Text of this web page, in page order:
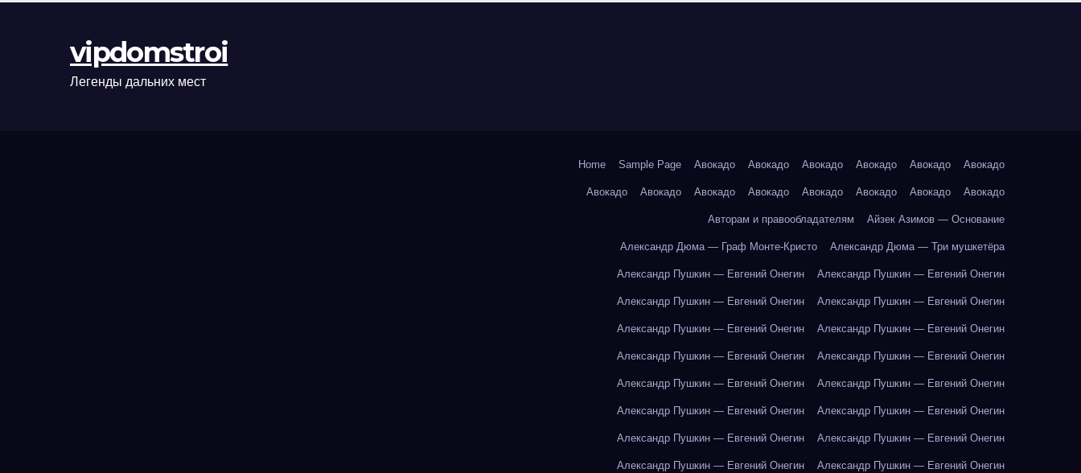
оформления
рыночные
ориентиры
vipdomstroi
Легенды дальних мест
Home Sample Page Авокадо Авокадо Авокадо Авокадо Авокадо Авокадо
Авокадо Авокадо Авокадо Авокадо Авокадо Авокадо Авокадо Авокадо
Авторам и правообладателям Айзек Азимов — Основание
Александр Дюма — Граф Монте-Кристо Александр Дюма — Три мушкетёра
Александр Пушкин — Евгений Онегин Александр Пушкин — Евгений Онегин
Александр Пушкин — Евгений Онегин Александр Пушкин — Евгений Онегин
Александр Пушкин — Евгений Онегин Александр Пушкин — Евгений Онегин
Александр Пушкин — Евгений Онегин Александр Пушкин — Евгений Онегин
Александр Пушкин — Евгений Онегин Александр Пушкин — Евгений Онегин
Александр Пушкин — Евгений Онегин Александр Пушкин — Евгений Онегин
Александр Пушкин — Евгений Онегин Александр Пушкин — Евгений Онегин
Александр Пушкин — Евгений Онегин Александр Пушкин — Евгений Онегин